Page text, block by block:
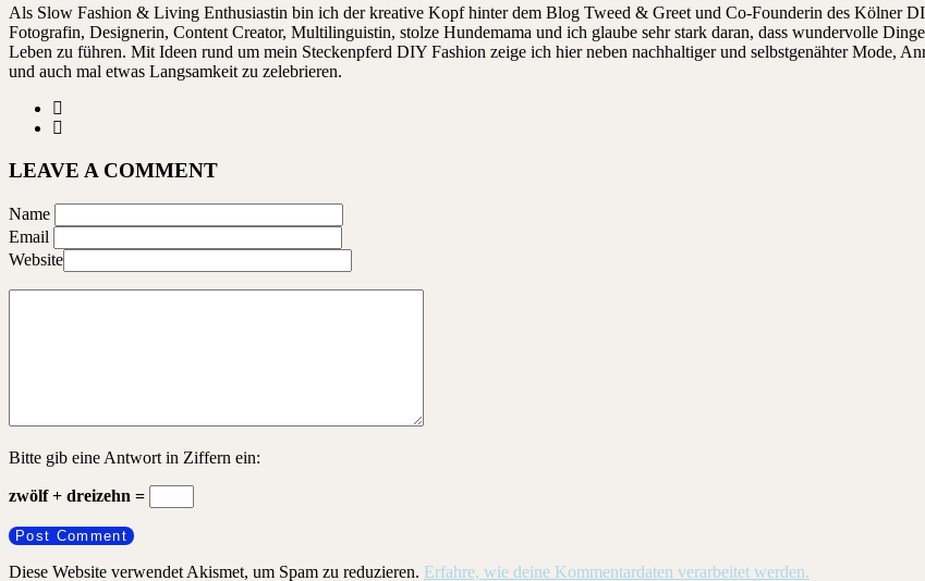
Als Slow Fashion & Living Enthusiastin bin ich der kreative Kopf hinter dem Blog Tweed & Greet und Co-Founderin des Kölner
Fotografin, Designerin, Content Creator, Multilinguistin, stolze Hundemama und ich glaube sehr stark daran, dass wundervolle
Leben zu führen. Mit Ideen rund um mein Steckenpferd DIY Fashion zeige ich hier neben nachhaltiger und selbstgenähter Mode,
und auch mal etwas Langsamkeit zu zelebrieren.
LEAVE A COMMENT
Name
Email
Website
Bitte gib eine Antwort in Ziffern ein:
zwölf + dreizehn =
Diese Website verwendet Akismet, um Spam zu reduzieren. Erfahre, wie deine Kommentardaten verarbeitet werden.